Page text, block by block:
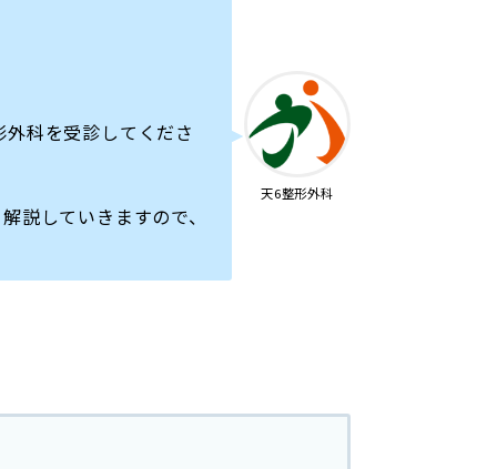
天6整形外科
科を受診してくださ
説していきますので、